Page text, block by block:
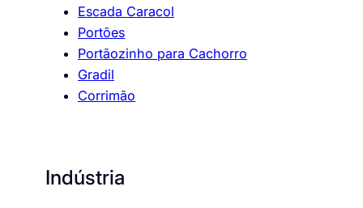
Escada Caracol
Portões
Portãozinho para Cachorro
Gradil
Corrimão
Indústria